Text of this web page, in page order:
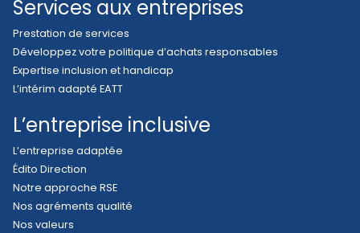
Services aux entreprises
Prestation de services
Développez votre politique d’achats responsables
Expertise inclusion et handicap
L’intérim adapté EATT
L’entreprise inclusive
L’entreprise adaptée
Édito Direction
Notre approche RSE
Nos agréments qualité
Nos valeurs